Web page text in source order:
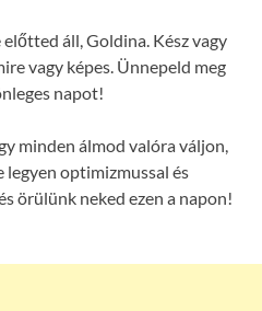
áll, Goldina. Kész vagy
vagy képes. Ünnepeld meg
napot!
minden álmod valóra váljon,
legyen optimizmussal és
örülünk neked ezen a napon!